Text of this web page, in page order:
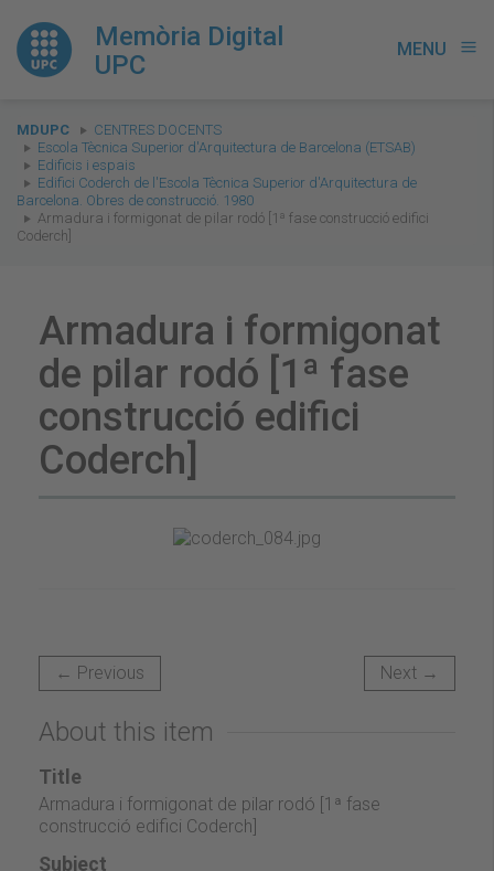
Memòria Digital
UPC
MENU menu
You
are
here:
MDUPC
CENTRES DOCENTS
Escola Tècnica Superior d'Arquitectura de Barcelona (ETSAB)
Edificis i espais
Edifici Coderch de l'Escola Tècnica Superior d'Arquitectura de
Barcelona. Obres de construcció. 1980
Armadura i formigonat de pilar rodó [1ª fase construcció edifici
Coderch]
Armadura i formigonat
de pilar rodó [1ª fase
construcció edifici
Coderch]
← Previous Next →
About this item
Title
Armadura i formigonat de pilar rodó [1ª fase
construcció edifici Coderch]
Subject